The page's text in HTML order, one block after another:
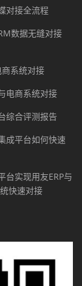
对接全流程
数据无缝对接
系统对接
电商系统对接
综合评测报告
成平台如何快速
台实现用友ERP与
快速对接